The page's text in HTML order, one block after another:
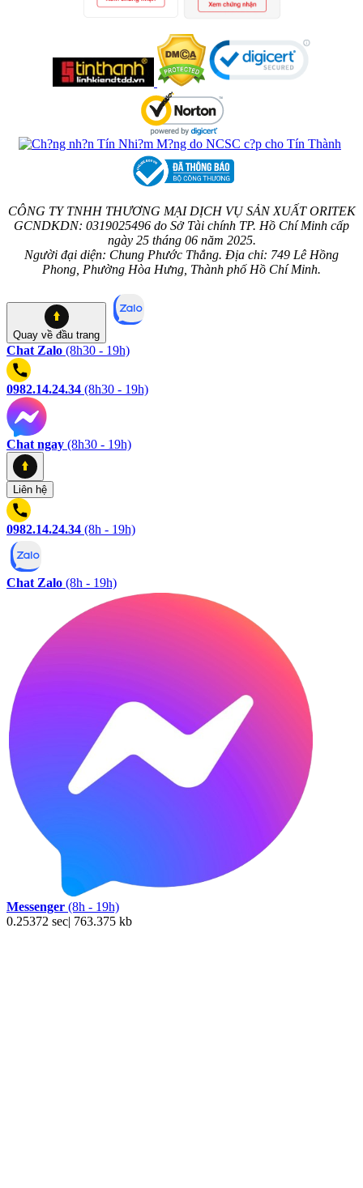
CÔNG TY TNHH THƯƠNG MẠI DỊCH VỤ SẢN XUẤT ORITEK
GCNDKDN: 0319025496 do Sở Tài chính TP. Hồ Chí Minh cấp
ngày 25 tháng 06 năm 2025.
Người đại diện: Chung Phước Thắng. Địa chỉ: 749 Lê Hồng
Phong, Phường Hòa Hưng, Thành phố Hồ Chí Minh.
Quay về đầu trang
Chat Zalo (8h30 - 19h)
0982.14.24.34 (8h30 - 19h)
Chat ngay (8h30 - 19h)
Liên hệ
0982.14.24.34 (8h - 19h)
Chat Zalo (8h - 19h)
Messenger (8h - 19h)
0.25372 sec| 763.375 kb